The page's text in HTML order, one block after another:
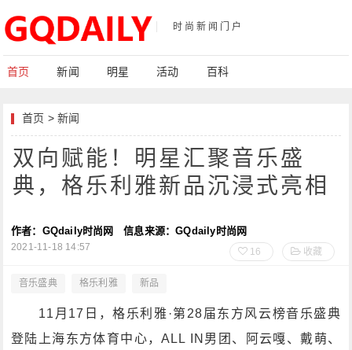
时尚新闻门户
首页 新闻 明星 活动 百科
首页 >新闻
双向赋能！明星汇聚音乐盛
典，格乐利雅新品沉浸式亮相
作者：GQdaily时尚网 信息来源：GQdaily时尚网
2021-11-18 14:57 16 收藏
音乐盛典 格乐利雅 新品
11月17日，格乐利雅·第28届东方风云榜音乐盛典
登陆上海东方体育中心，ALL IN男团、阿云嘎、戴萌、